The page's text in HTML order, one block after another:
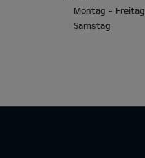
Montag - Freitag
Samstag